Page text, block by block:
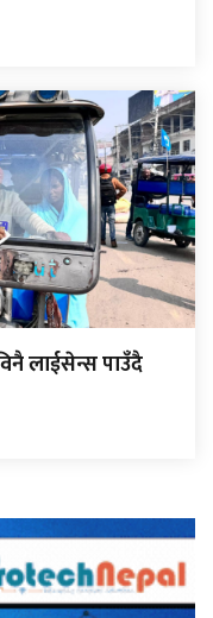
लाईसेन्स पाउँदै